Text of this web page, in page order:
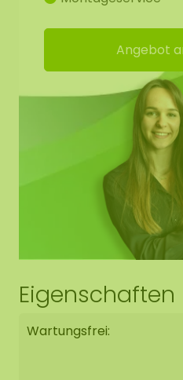
Möchten Sie größere
kontaktieren Sie uns unter
Unser Moos hat viele
Steht für ein grünes
Hohe akkustische
Feuerhemmend
Langlebig / sehr farbecht
Keine Pflege (keine
Benötigt kein Tageslicht
Dauerhaft weich. Bei
Luftfeuchtigkeit von 20-
aushärten. Sobald die
ansteigt, wird das Moos
Schmutzabweisend /
Kein Tageslicht
Angebot
Eigenschaften
Wartungsfrei: